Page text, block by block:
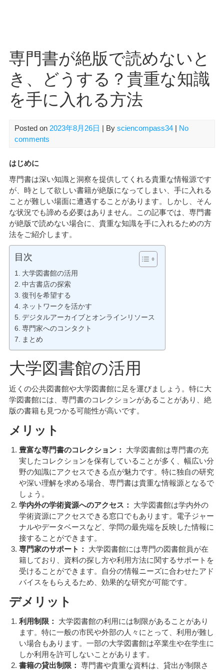
専門書が絶版で読めないと
き、どうする？貴重な知識
を手に入れる方法
Posted on 2023年8月26日 | By sciencompass34| No
comments
はじめに
専門書は深い知識と洞察を提供してくれる貴重な情報源です
が、時として欲しい書籍が絶版になってしまい、手に入れる
ことが難しい場面に遭遇することがあります。しかし、そん
な状況でも諦める必要はありません。この記事では、専門書
が絶版で読めない場合に、貴重な知識を手に入れるための方
法をご紹介します。
目次
大学図書館の活用
中古書店の探索
復刊を希望する
ネットワークを活かす
デジタルアーカイブとオンラインリソース
専門家へのコンタクト
まとめ
大学図書館の活用
近くの公共図書館や大学図書館に足を運びましょう。特に大
学図書館には、専門書のコレクションがあることがあり、絶
版の書籍も見つかる可能性が高いです。
メリット
豊富な専門書のコレクション：
大学図書館は専門書の充
実したコレクションを保有していることが多く、幅広い分
野の知識にアクセスできる点が魅力です。特に独自の研究
や深い理解を求める場合、専門書は貴重な情報源となるで
しょう。
学内外の学術資源へのアクセス：
大学図書館は学内外の
学術資源にアクセスできる窓口でもあります。電子ジャー
ナルやデータベースなど、学問の最先端を反映した情報に
接することができます。
専門家のサポート：
大学図書館には専門の図書館員が在
籍しており、資料の探し方や利用方法に関するサポートを
受けることができます。自分の情報ニーズに合わせたアド
バイスをもらえるため、効果的な研究が可能です。
デメリット
利用制限：
大学図書館の利用には制限があることがあり
ます。特に一般の市民や外部の人々にとって、利用が難し
い場合もあります。一部の大学図書館は卒業生や在学生に
しか利用を許可しないことがあります。
書籍の貸出制限： 専門書や貴重な資料は、貸出が制限さ